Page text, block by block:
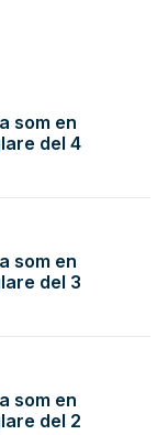
som en
del 4
som en
del 3
som en
del 2